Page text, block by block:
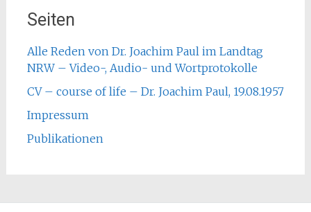
Seiten
Alle Reden von Dr. Joachim Paul im Landtag
NRW – Video-, Audio- und Wortprotokolle
CV – course of life – Dr. Joachim Paul, 19.08.1957
Impressum
Publikationen